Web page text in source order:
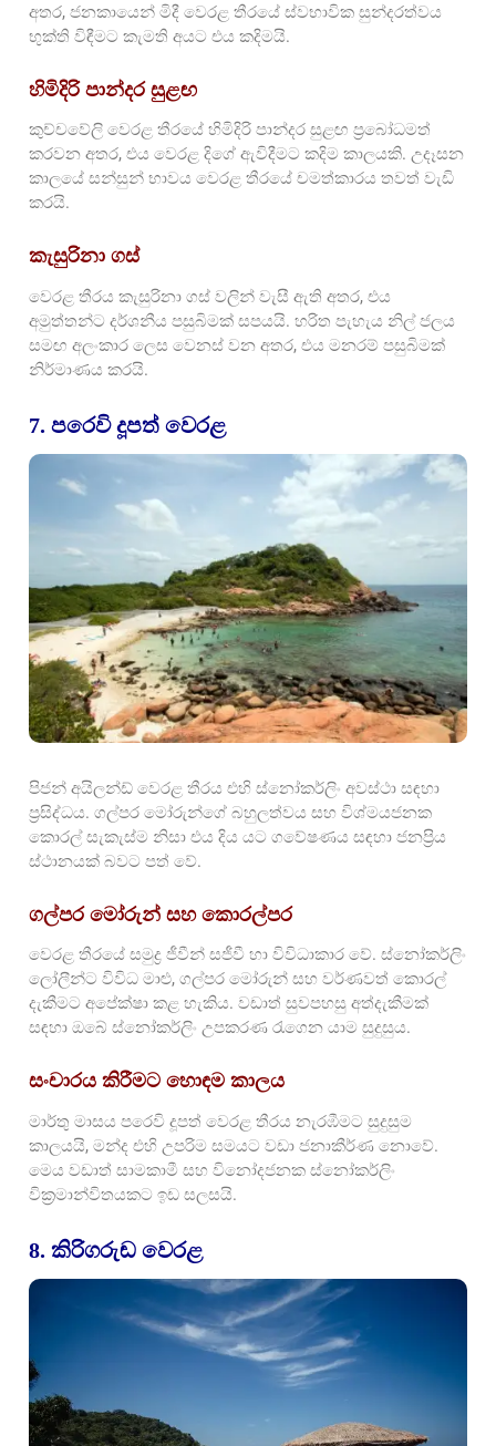
අතර, ජනකායෙන් මිදී වෙරළ තීරයේ ස්වභාවික සුන්දරත්වය
භුක්ති විඳීමට කැමති අයට එය කදිමයි.
හිමිදිරි පාන්දර සුළඟ
කුච්චවේලි වෙරළ තීරයේ හිමිදිරි පාන්දර සුළඟ ප්‍රබෝධමත්
කරවන අතර, එය වෙරළ දිගේ ඇවිදීමට කදිම කාලයකි. උදෑසන
කාලයේ සන්සුන් භාවය වෙරළ තීරයේ චමත්කාරය තවත් වැඩි
කරයි.
කැසුරිනා ගස්
වෙරළ තීරය කැසුරිනා ගස් වලින් වැසී ඇති අතර, එය
අමුත්තන්ට දර්ශනීය පසුබිමක් සපයයි. හරිත පැහැය නිල් ජලය
සමඟ අලංකාර ලෙස වෙනස් වන අතර, එය මනරම් පසුබිමක්
නිර්මාණය කරයි.
7. පරෙවි දූපත් වෙරළ
පිජන් අයිලන්ඩ් වෙරළ තීරය එහි ස්නෝකර්ලිං අවස්ථා සඳහා
ප්‍රසිද්ධය. ගල්පර මෝරුන්ගේ බහුලත්වය සහ විශ්මයජනක
කොරල් සැකැස්ම නිසා එය දිය යට ගවේෂණය සඳහා ජනප්‍රිය
ස්ථානයක් බවට පත් වේ.
ගල්පර මෝරුන් සහ කොරල්පර
වෙරළ තීරයේ සමුද්‍ර ජීවීන් සජීවී හා විවිධාකාර වේ. ස්නෝකර්ලිං
ලෝලීන්ට විවිධ මාළු, ගල්පර මෝරුන් සහ වර්ණවත් කොරල්
දැකීමට අපේක්ෂා කළ හැකිය. වඩාත් සුවපහසු අත්දැකීමක්
සඳහා ඔබේ ස්නෝකර්ලිං උපකරණ රැගෙන යාම සුදුසුය.
සංචාරය කිරීමට හොඳම කාලය
මාර්තු මාසය පරෙවි දූපත් වෙරළ තීරය නැරඹීමට සුදුසුම
කාලයයි, මන්ද එහි උපරිම සමයට වඩා ජනාකීර්ණ නොවේ.
මෙය වඩාත් සාමකාමී සහ විනෝදජනක ස්නෝකර්ලිං
වික්‍රමාන්විතයකට ඉඩ සලසයි.
8. කිරිගරුඬ වෙරළ